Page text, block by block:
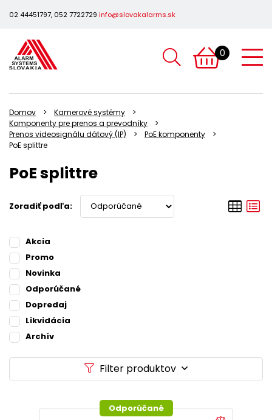
02 44451797, 052 7722729 info@slovakalarms.sk
0
Domov
Kamerové systémy
Komponenty pre prenos a prevodníky
Prenos videosignálu dátový (IP)
PoE komponenty
PoE splittre
PoE splittre
Zoradiť podľa:
Akcia
Promo
Novinka
Odporúčané
Dopredaj
Likvidácia
Archív
Filter produktov
Odporúčané